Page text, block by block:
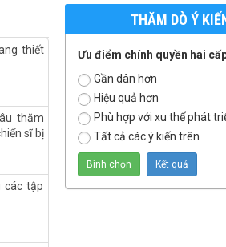
thiết
thăm
sĩ bị
các tập
THĂM DÒ Ý
Ưu điểm chính quyền hai
Gần dân hơn
Hiệu quả hơn
Phù hợp với xu thế phát
Tất cả các ý kiến trên